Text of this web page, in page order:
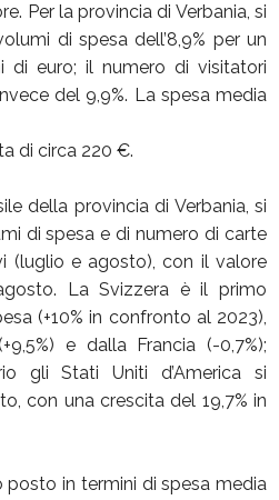
Per la provincia di Verbania, si
di spesa dell’8,9% per un
di euro; il numero di visitatori
del 9,9%. La spesa media
di circa 220 €.
della provincia di Verbania, si
di spesa e di numero di carte
(luglio e agosto), con il valore
La Svizzera è il primo
(+10% in confronto al 2023),
e dalla Francia (-0,7%);
gli Stati Uniti d’America si
con una crescita del 19,7% in
in termini di spesa media